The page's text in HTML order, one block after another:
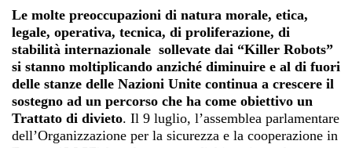
Le molte preoccupazioni di natura morale, etica,
legale, operativa, tecnica, di proliferazione, di
stabilità internazionale sollevate dai “Killer Robots”
si stanno moltiplicando anziché diminuire e al di fuori
delle stanze delle Nazioni Unite continua a crescere il
sostegno ad un percorso che ha come obiettivo un
Trattato di divieto. Il 9 luglio, l’assemblea parlamentare
dell’Organizzazione per la sicurezza e la cooperazione in